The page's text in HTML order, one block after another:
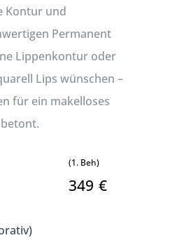
Kontur und
Permanent
Lippenkontur oder
Lips wünschen –
für ein makelloses
(1. Beh)
349 €